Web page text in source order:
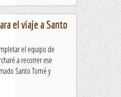
el viaje a Santo
el equipo de
a recorrer ese
Santo Tomé y